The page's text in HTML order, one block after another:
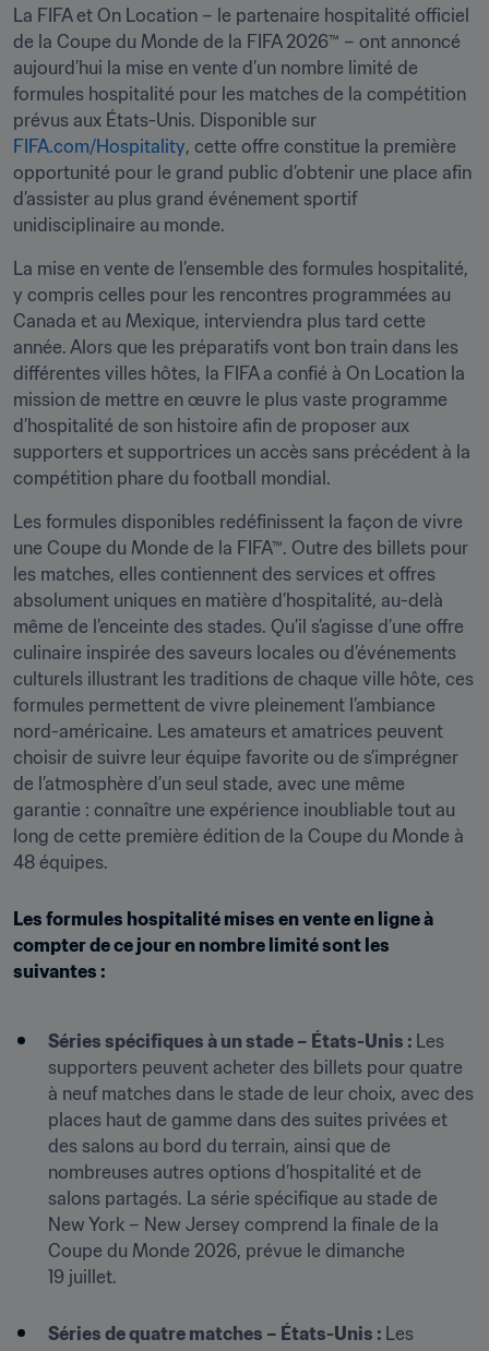
La FIFA et On Location – le partenaire hospitalité officiel
de la Coupe du Monde de la FIFA 2026™ – ont annoncé
aujourd’hui la mise en vente d’un nombre limité de
formules hospitalité pour les matches de la compétition
FIFA.com/Hospitality, cette offre constitue la première
opportunité pour le grand public d’obtenir une place afin
d’assister au plus grand événement sportif
unidisciplinaire au monde.
La mise en vente de l’ensemble des formules hospitalité,
y compris celles pour les rencontres programmées au
Canada et au Mexique, interviendra plus tard cette
année. Alors que les préparatifs vont bon train dans les
différentes villes hôtes, la FIFA a confié à On Location la
mission de mettre en œuvre le plus vaste programme
d’hospitalité de son histoire afin de proposer aux
supporters et supportrices un accès sans précédent à la
compétition phare du football mondial.
Les formules disponibles redéfinissent la façon de vivre
une Coupe du Monde de la FIFA™. Outre des billets pour
les matches, elles contiennent des services et offres
absolument uniques en matière d’hospitalité, au-delà
même de l’enceinte des stades. Qu’il s’agisse d’une offre
culinaire inspirée des saveurs locales ou d’événements
culturels illustrant les traditions de chaque ville hôte, ces
formules permettent de vivre pleinement l’ambiance
nord-américaine. Les amateurs et amatrices peuvent
choisir de suivre leur équipe favorite ou de s’imprégner
de l’atmosphère d’un seul stade, avec une même
garantie : connaître une expérience inoubliable tout au
long de cette première édition de la Coupe du Monde à
48 équipes.
Les formules hospitalité mises en vente en ligne à
compter de ce jour en nombre limité sont les
suivantes :
Séries spécifiques à un stade – États-Unis : Les
supporters peuvent acheter des billets pour quatre
à neuf matches dans le stade de leur choix, avec des
places haut de gamme dans des suites privées et
des salons au bord du terrain, ainsi que de
nombreuses autres options d’hospitalité et de
salons partagés. La série spécifique au stade de
New York – New Jersey comprend la finale de la
Coupe du Monde 2026, prévue le dimanche
19 juillet.
Séries de quatre matches – États-Unis : Les